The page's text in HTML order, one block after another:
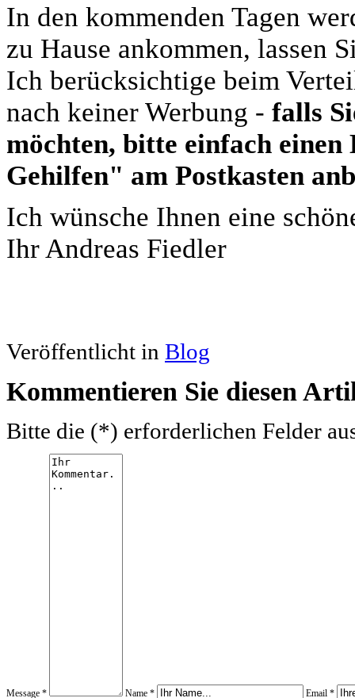
In den kommenden Tagen
zu Hause ankommen, lassen
Ich berücksichtige beim
nach keiner Werbung - falls
möchten, bitte einfach
Gehilfen" am Postkasten
Ich wünsche Ihnen eine
Ihr Andreas Fiedler
Veröffentlicht in Blog
Kommentieren Sie diesen
Bitte die (*) erforderlichen Felder
Message * Name * Email *